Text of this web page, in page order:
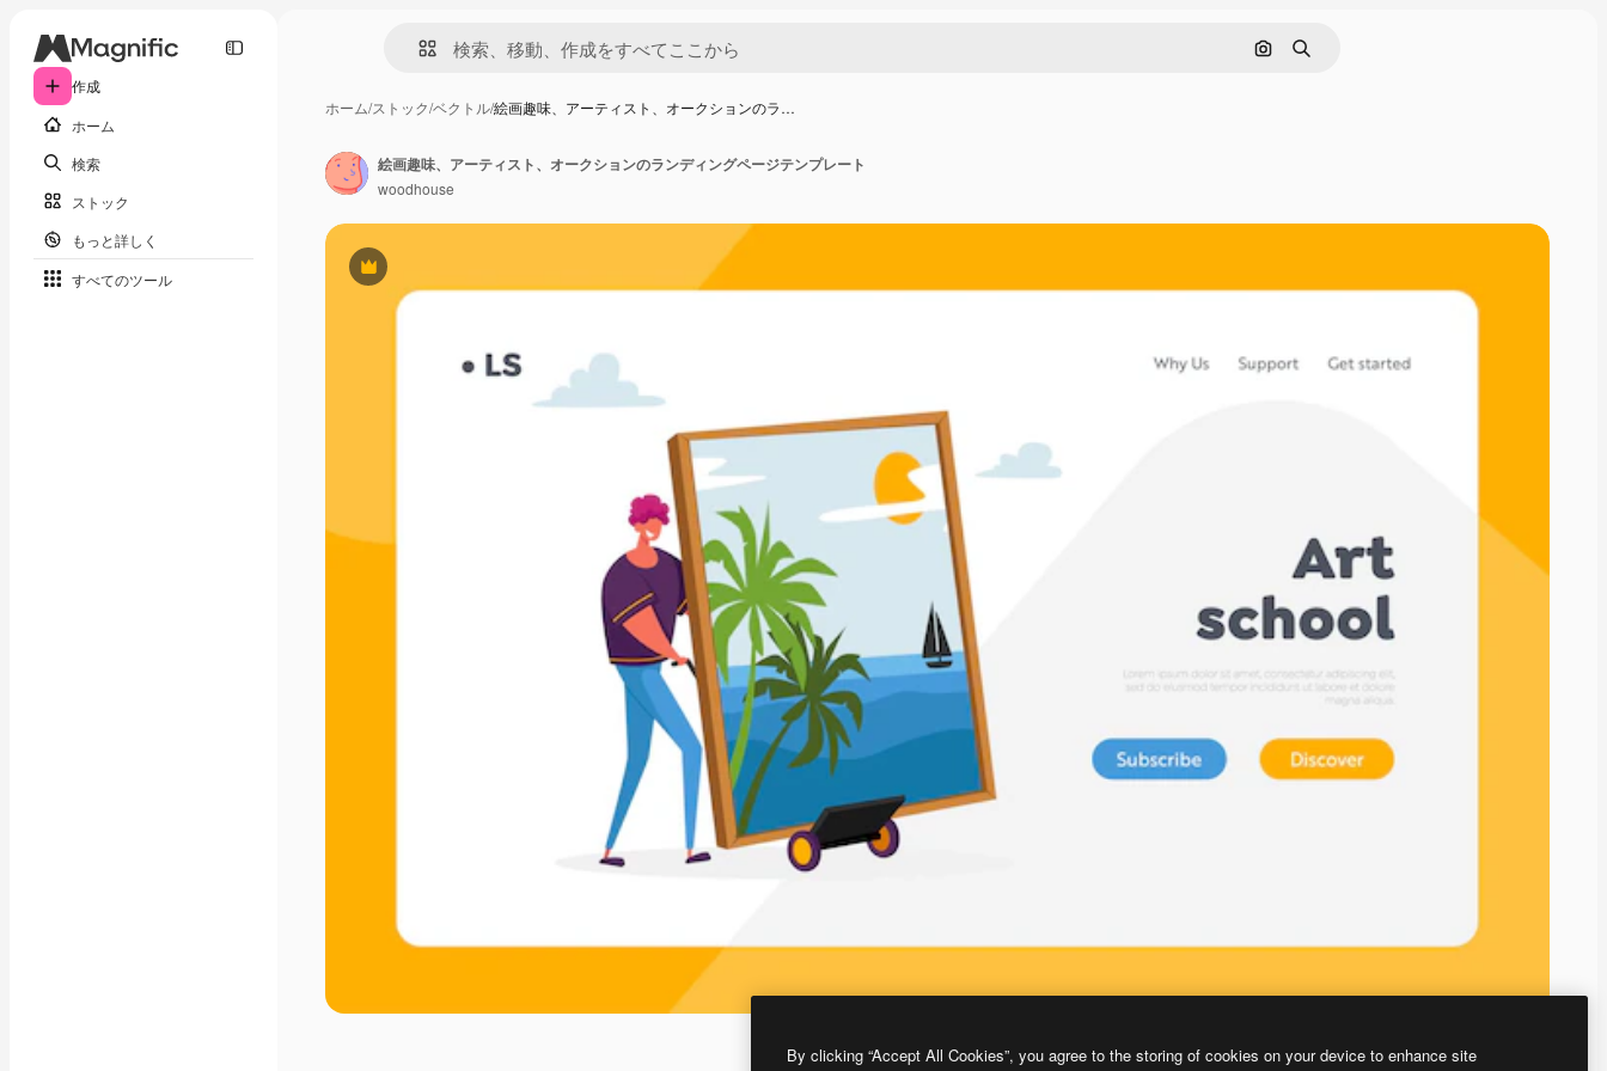
作成
ホーム
検索
ストック
もっと詳しく
すべてのツール
画像で検索
検索
ホーム/ストック/ベクトル/絵画趣味、アーティスト、オークションのラ…
Premium
絵画趣味、アーティスト、オークションのランディングページテンプレート
woodhouse
By clicking “Accept All Cookies”, you agree to the storing of cookies on your device to enhance site